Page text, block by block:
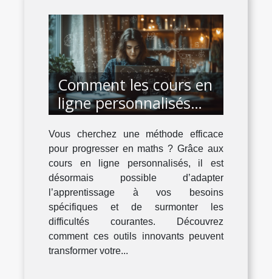
Comment les cours en
ligne personnalisés
boostent-ils votre
niveau en maths ?
Vous cherchez une méthode efficace
pour progresser en maths ? Grâce aux
cours en ligne personnalisés, il est
désormais possible d’adapter
l’apprentissage à vos besoins
spécifiques et de surmonter les
difficultés courantes. Découvrez
comment ces outils innovants peuvent
transformer votre...